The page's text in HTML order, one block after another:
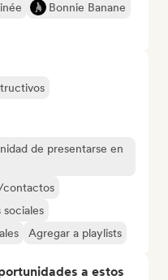
Bonnie Banane
de presentarse en
contactos
sociales
Agregar a playlists
a estos